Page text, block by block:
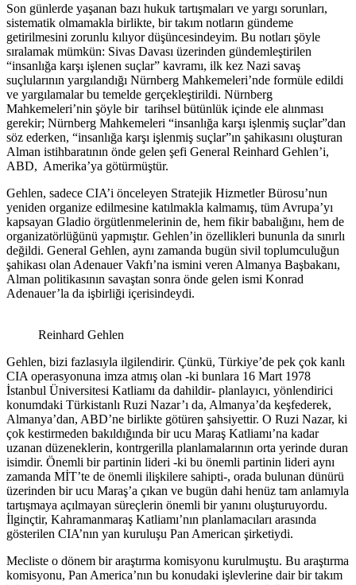
Son günlerde yaşanan bazı hukuk tartışmaları ve yargı sorunları,
sistematik olmamakla birlikte, bir takım notların gündeme
getirilmesini zorunlu kılıyor düşüncesindeyim. Bu notları şöyle
sıralamak mümkün: Sivas Davası üzerinden gündemleştirilen
“insanlığa karşı işlenen suçlar” kavramı, ilk kez Nazi savaş
suçlularının yargılandığı Nürnberg Mahkemeleri’nde formüle edildi
ve yargılamalar bu temelde gerçekleştirildi. Nürnberg
Mahkemeleri’nin şöyle bir tarihsel bütünlük içinde ele alınması
gerekir; Nürnberg Mahkemeleri “insanlığa karşı işlenmiş suçlar”dan
söz ederken, “insanlığa karşı işlenmiş suçlar”ın şahikasını oluşturan
Alman istihbaratının önde gelen şefi General Reinhard Gehlen’i,
ABD, Amerika’ya götürmüştür.
Gehlen, sadece CIA’i önceleyen Stratejik Hizmetler Bürosu’nun
yeniden organize edilmesine katılmakla kalmamış, tüm Avrupa’yı
kapsayan Gladio örgütlenmelerinin de, hem fikir babalığını, hem de
organizatörlüğünü yapmıştır. Gehlen’in özellikleri bununla da sınırlı
değildi. General Gehlen, aynı zamanda bugün sivil toplumculuğun
şahikası olan Adenauer Vakfı’na ismini veren Almanya Başbakanı,
Alman politikasının savaştan sonra önde gelen ismi Konrad
Adenauer’la da işbirliği içerisindeydi.
Reinhard Gehlen
Gehlen, bizi fazlasıyla ilgilendirir. Çünkü, Türkiye’de pek çok kanlı
CIA operasyonuna imza atmış olan -ki bunlara 16 Mart 1978
İstanbul Üniversitesi Katliamı da dahildir- planlayıcı, yönlendirici
konumdaki Türkistanlı Ruzi Nazar’ı da, Almanya’da keşfederek,
Almanya’dan, ABD’ne birlikte götüren şahsiyettir. O Ruzi Nazar, ki
çok kestirmeden bakıldığında bir ucu Maraş Katliamı’na kadar
uzanan düzeneklerin, kontrgerilla planlamalarının orta yerinde duran
isimdir. Önemli bir partinin lideri -ki bu önemli partinin lideri aynı
zamanda MİT’te de önemli ilişkilere sahipti-, orada bulunan dünürü
üzerinden bir ucu Maraş’a çıkan ve bugün dahi henüz tam anlamıyla
tartışmaya açılmayan süreçlerin önemli bir yanını oluşturuyordu.
İlginçtir, Kahramanmaraş Katliamı’nın planlamacıları arasında
gösterilen CIA’nın yan kuruluşu Pan American şirketiydi.
Mecliste o dönem bir araştırma komisyonu kurulmuştu. Bu araştırma
komisyonu, Pan America’nın bu konudaki işlevlerine dair bir takım